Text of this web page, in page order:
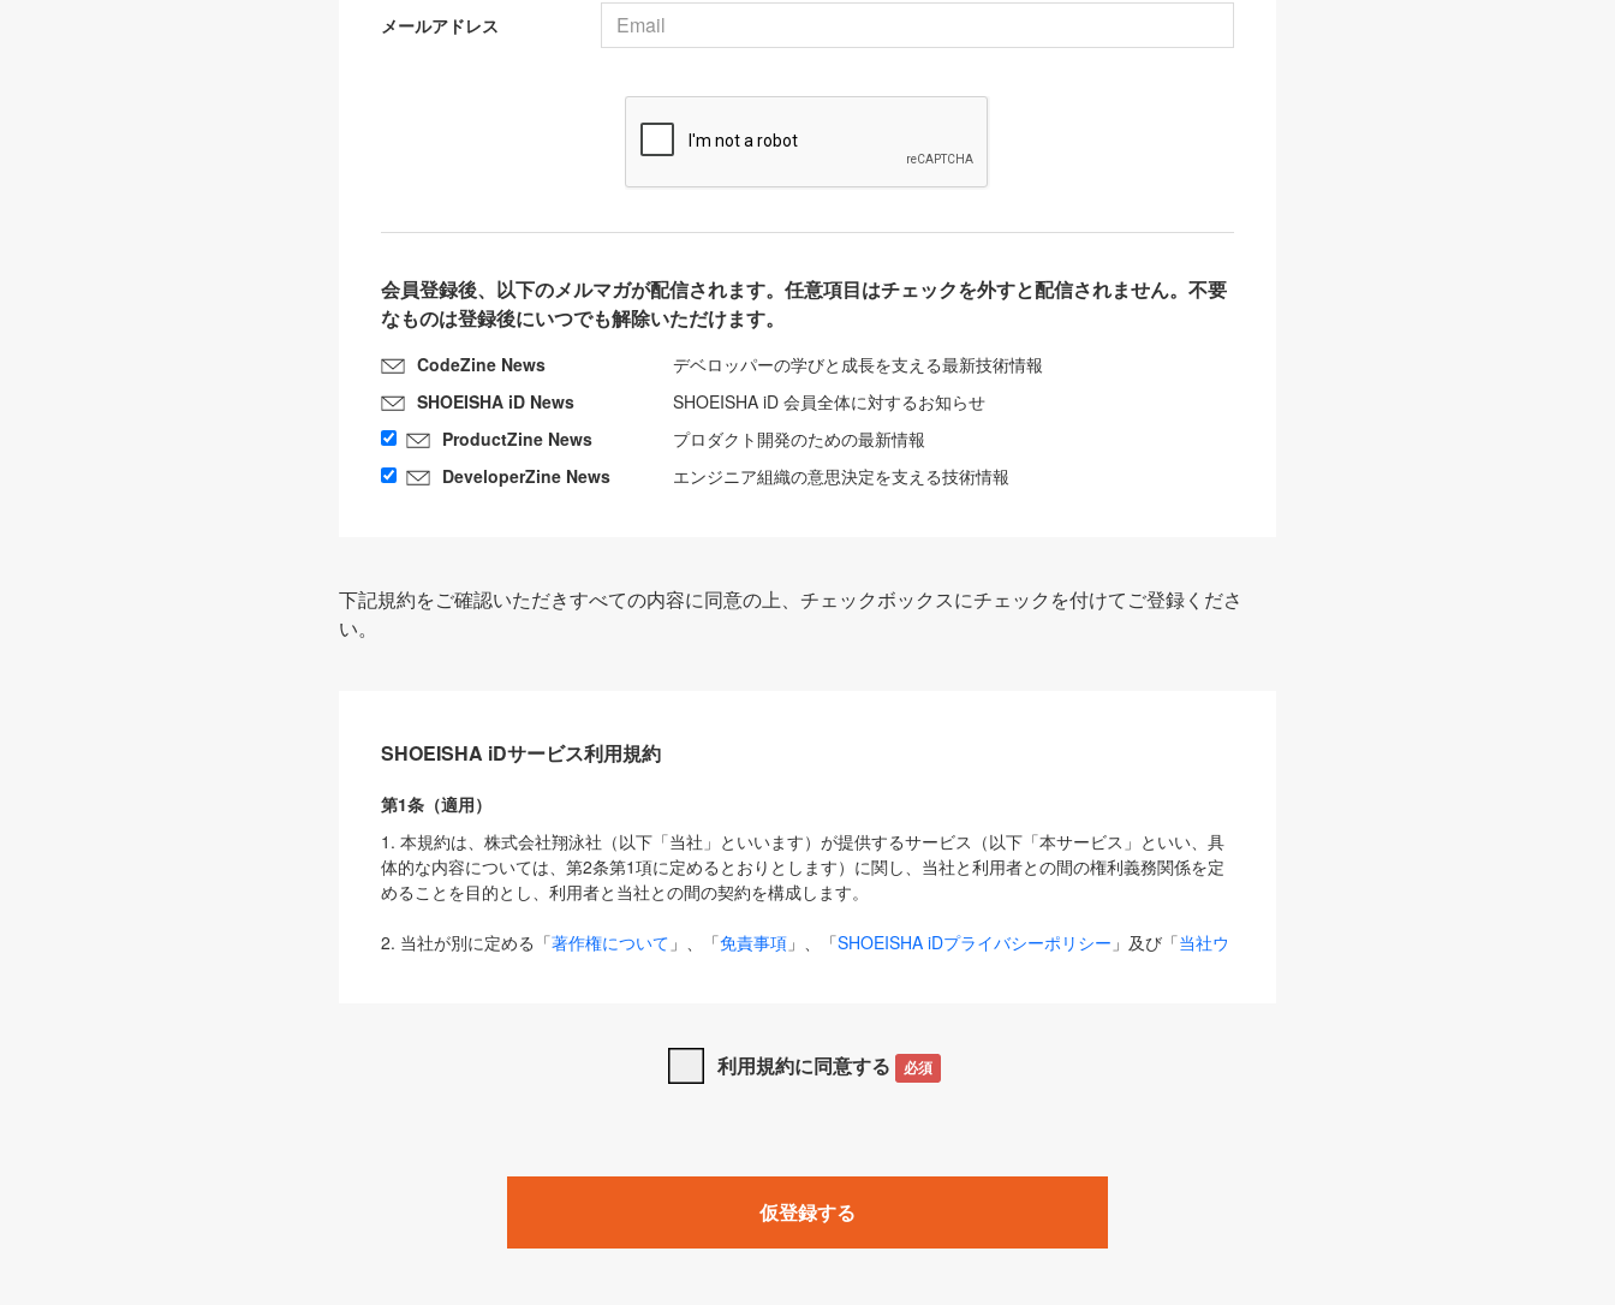
メールアドレス
会員登録後、以下のメルマガが配信されます。任意項目はチェックを外すと配信されません。不要
なものは登録後にいつでも解除いただけます。
CodeZine News
デベロッパーの学びと成長を支える最新技術情報
SHOEISHA iD News
SHOEISHA iD 会員全体に対するお知らせ
ProductZine News
プロダクト開発のための最新情報
DeveloperZine News
エンジニア組織の意思決定を支える技術情報
下記規約をご確認いただきすべての内容に同意の上、チェックボックスにチェックを付けてご登録くださ
い。
SHOEISHA iDサービス利用規約
第1条（適用）
1. 本規約は、株式会社翔泳社（以下「当社」といいます）が提供するサービス（以下「本サービス」といい、具
体的な内容については、第2条第1項に定めるとおりとします）に関し、当社と利用者との間の権利義務関係を定
めることを目的とし、利用者と当社との間の契約を構成します。
2. 当社が別に定める「著作権について 」、「免責事項 」、「SHOEISHA iDプライバシーポリシー 」及び「当社ウ
は、本規約の規定が優先して適用されるものとします。
1. 「本サービス」とは、当社が提供する以下のサービス（名称や内容が変更された場合、変更後のサービスを含
みます）及びこれらサービスに関連して当社が実施するイベントやキャンペーンをいいます。
「SEBook」「SEShop」「CodeZine」「MarkeZine」「EnterpriseZine」「ECzine」「Biz/Zine」「HRzine」
利用規約に同意する 必須
仮登録する